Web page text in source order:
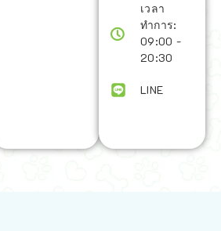
เวลา
ทำการ:
09:00 -
20:30
LINE